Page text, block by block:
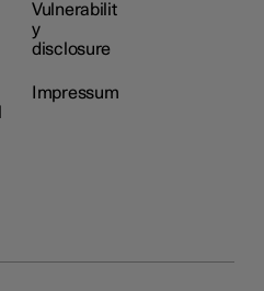
Vulnerabilit
y
disclosure
Impressum